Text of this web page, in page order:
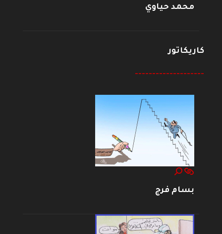
محمد حياوي
كاريكاتور
--------------------
بسام فرج